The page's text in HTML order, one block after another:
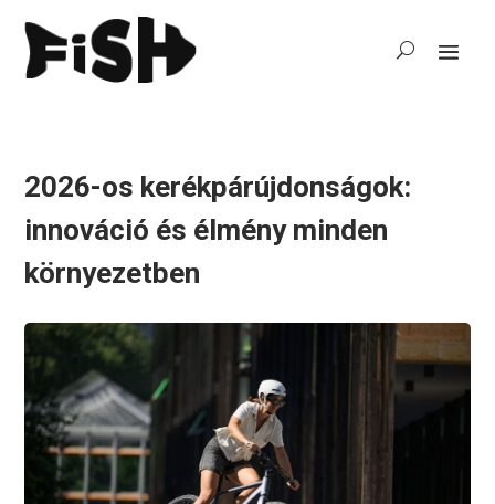
2026-os kerékpárújdonságok:
innováció és élmény minden
környezetben